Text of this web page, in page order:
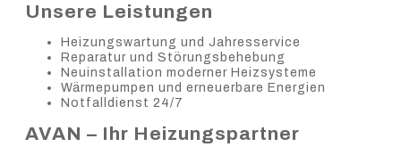
Unsere Leistungen
Heizungswartung und Jahresservice
Reparatur und Störungsbehebung
Neuinstallation moderner Heizsysteme
Wärmepumpen und erneuerbare Energien
Notfalldienst 24/7
AVAN – Ihr Heizungspartner